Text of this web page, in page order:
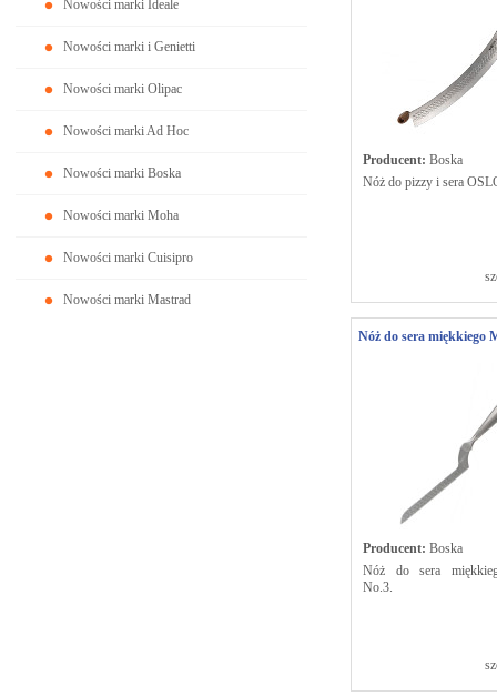
Nowości marki Ideale
Nowości marki i Genietti
Nowości marki Olipac
Nowości marki Ad Hoc
Nowości marki Boska
Nowości marki Moha
Nowości marki Cuisipro
Nowości marki Mastrad
Producent: Boska
Nóż do pizzy i sera
Nóż do sera miękkiego
Producent: Boska
Nóż do sera
No.3.